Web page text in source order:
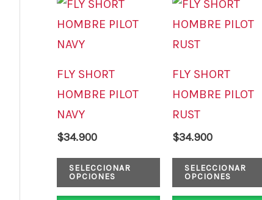
FLY SHORT
HOMBRE PILOT
NAVY
$34.900
SELECCIONAR
OPCIONES
Este
producto
tiene
pueden
elegir
FLY SHORT
HOMBRE PILOT
RUST
$34.900
SELECCIONAR
OPCIONES